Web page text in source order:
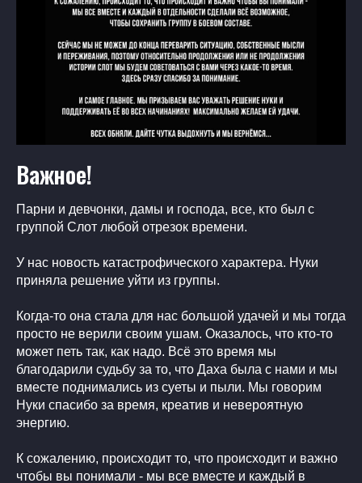
Важное!
Парни и девчoнки, дамы и господа, все, кто был с
группой Слот любой отрезок времени.
У нас новость катастрофического характера. Нуки
приняла решение уйти из группы.
Когда-то она стала для нас большой удачей и мы тогда
просто не верили своим ушам. Оказалось, что кто-то
может петь так, как надо. Всё это время мы
благодарили судьбу за то, что Даха была с нами и мы
вместе поднимались из суеты и пыли. Мы говорим
Нуки спасибо за время, креатив и невероятную
энергию.
К сожалению, происходит то, что происходит и важно
чтобы вы понимали - мы все вместе и каждый в